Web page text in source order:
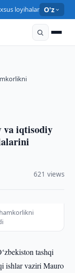
loyihalar O'z
va iqtisodiy
621 views
tashqi
ishlar vaziri Mauro